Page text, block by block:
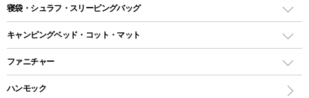
テント
ツールームテント
ワンポールテント
シェルターテント
寝袋・シュラフ・スリーピングバッグ
レクタングラー型（封筒型）シュラフ
インナーシュラフ
キャンピングベッド・コット・マット
キャンピングベッド・コット
ファニチャー
アウトドアテーブル
ハンモック